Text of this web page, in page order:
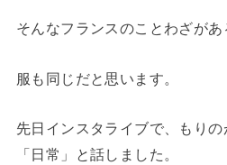
そんなフランスのことわざがあ
服も同じだと思います。
先日インスタライブで、もり
「日常」と話しました。